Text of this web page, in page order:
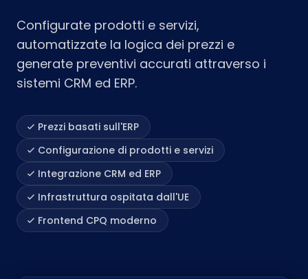
Configurate prodotti e servizi,
automatizzate la logica dei prezzi e
generate preventivi accurati attraverso i
sistemi CRM ed ERP.
Prezzi basati sull'ERP
Configurazione di prodotti e servizi
Integrazione CRM ed ERP
Infrastruttura ospitata dall'UE
Frontend CPQ moderno